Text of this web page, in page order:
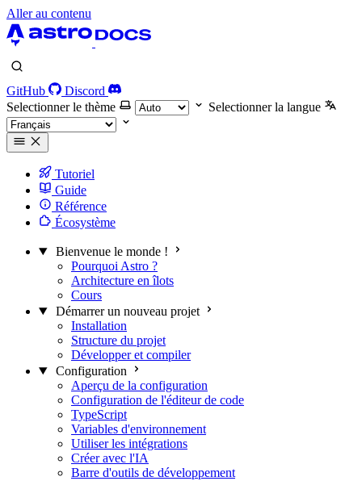
Aller au contenu
GitHub
Discord
Selectionner le thème
Selectionner la langue
Tutoriel
Guide
Référence
Écosystème
Bienvenue le monde !
Pourquoi Astro ?
Architecture en îlots
Cours
Démarrer un nouveau projet
Installation
Structure du projet
Développer et compiler
Configuration
Aperçu de la configuration
Configuration de l'éditeur de code
TypeScript
Variables d'environnement
Utiliser les intégrations
Créer avec l'IA
Barre d'outils de développement